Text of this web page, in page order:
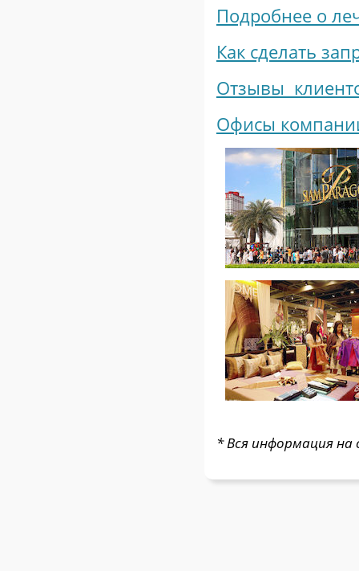
Подробнее о
Как сделать
Отзывы
Офисы
* Вся информация на